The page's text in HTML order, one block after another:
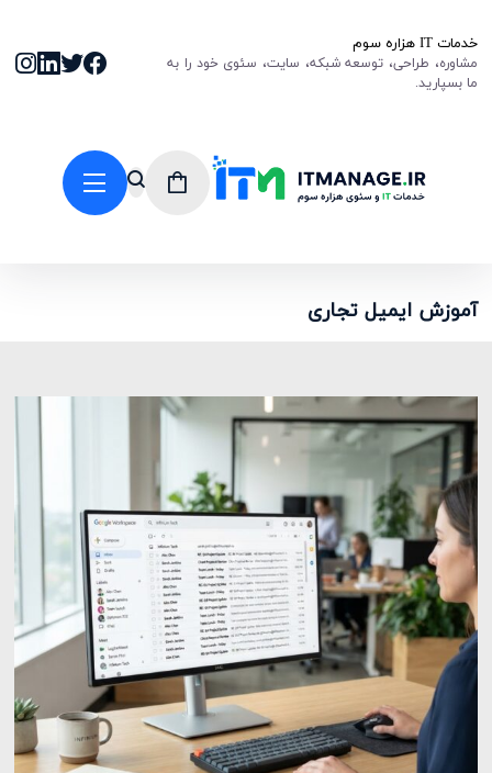
خدمات IT هزاره سوم
مشاوره، طراحی، توسعه شبکه، سایت، سئوی خود را به
ما بسپارید.
آموزش ایمیل تجاری